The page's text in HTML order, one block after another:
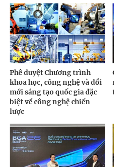
Phê duyệt Chương trình
khoa học, công nghệ và đổi
mới sáng tạo quốc gia đặc
biệt về công nghệ chiến
lược